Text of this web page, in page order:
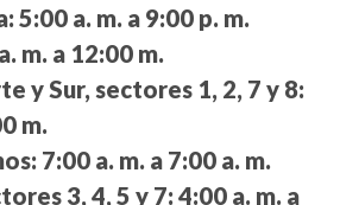
5:00 a. m. a 9:00 p. m.
m. a 12:00 m.
y Sur, sectores 1, 2, 7 y 8:
m.
7:00 a. m. a 7:00 a. m.
3, 4, 5 y 7: 4:00 a. m. a